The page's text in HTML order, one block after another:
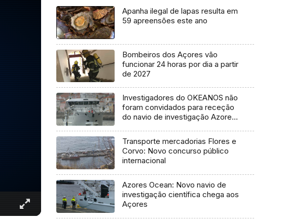
Apanha ilegal de lapas resulta em
59 apreensões este ano
Bombeiros dos Açores vão
funcionar 24 horas por dia a partir
de 2027
Investigadores do OKEANOS não
foram convidados para receção
do navio de investigação Azores
Transporte mercadorias Flores e
Corvo: Novo concurso público
internacional
Azores Ocean: Novo navio de
investigação científica chega aos
Açores